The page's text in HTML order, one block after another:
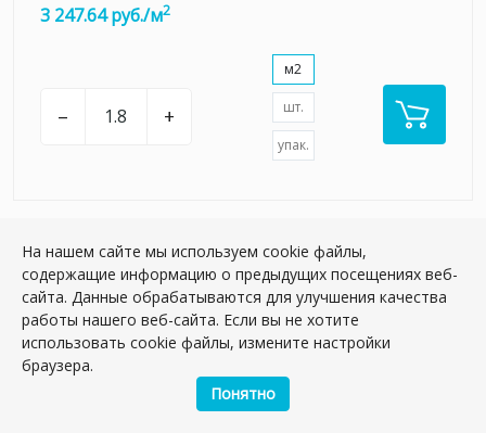
3 247.64 руб./м2
– +
м2
шт.
упак.
НОВИНКА
На нашем сайте мы используем cookie файлы,
содержащие информацию о предыдущих посещениях веб-
сайта. Данные обрабатываются для улучшения качества
работы нашего веб-сайта. Если вы не хотите
использовать cookie файлы, измените настройки
браузера.
Понятно